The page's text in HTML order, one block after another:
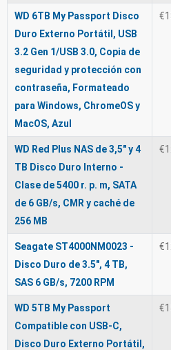
WD 6TB My Passport Disco
Duro Externo Portátil, USB
3.2 Gen 1/USB 3.0, Copia de
seguridad y protección con
contraseña, Formateado
para Windows, ChromeOS y
MacOS, Azul
WD Red Plus NAS de 3,5" y 4
TB Disco Duro Interno -
Clase de 5400 r. p. m, SATA
de 6 GB/s, CMR y caché de
256 MB
Seagate ST4000NM0023 -
Disco Duro de 3.5", 4 TB,
SAS 6 GB/s, 7200 RPM
WD 5TB My Passport
Compatible con USB-C,
Disco Duro Externo Portátil,